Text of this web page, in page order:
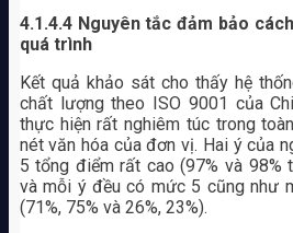
4.1.4.4 Nguyên tắc đảm bảo
quá trình
Kết quả khảo sát cho thấy hệ
chất lượng theo ISO 9001 của
thực hiện rất nghiêm túc trong
nét văn hóa của đơn vị. Hai ý của
5 tổng điểm rất cao (97% và 98%
và mỗi ý đều có mức 5 cũng như
(71%, 75% và 26%, 23%).